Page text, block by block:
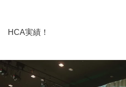
HCA実績！